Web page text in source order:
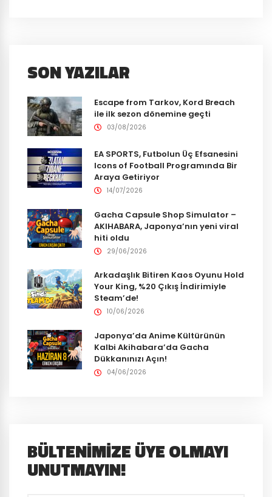
SON YAZILAR
Escape from Tarkov, Kord Breach
ile ilk sezon dönemine geçti
03/08/2026
EA SPORTS, Futbolun Üç Efsanesini
Icons of Football Programında Bir
Araya Getiriyor
14/07/2026
Gacha Capsule Shop Simulator –
AKIHABARA, Japonya’nın yeni viral
hiti oldu
29/06/2026
Arkadaşlık Bitiren Kaos Oyunu Hold
Your King, %20 Çıkış İndirimiyle
Steam’de!
10/06/2026
Japonya’da Anime Kültürünün
Kalbi Akihabara’da Gacha
Dükkanınızı Açın!
04/06/2026
BÜLTENIMIZE ÜYE OLMAYI
UNUTMAYIN!